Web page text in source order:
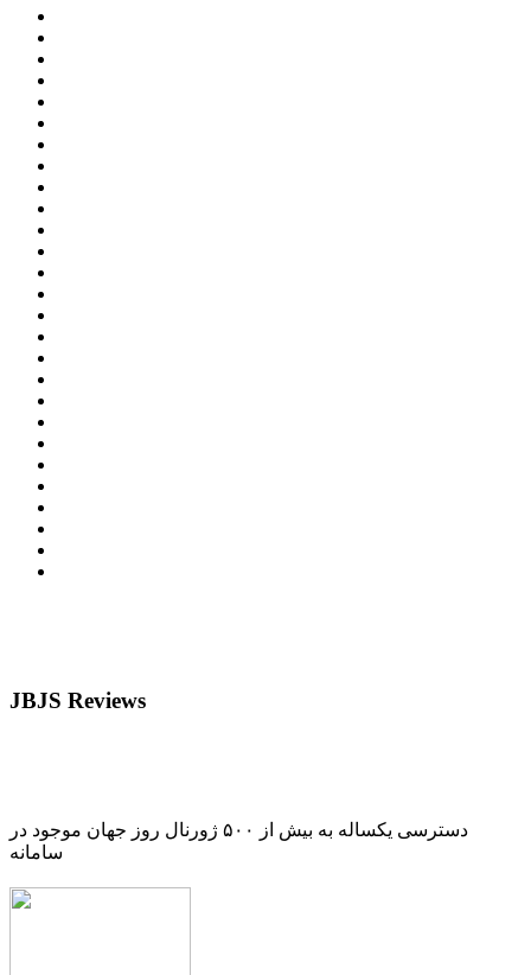
JBJS Reviews
دسترسی یکساله به بیش از ۵۰۰ ژورنال روز جهان موجود در
سامانه